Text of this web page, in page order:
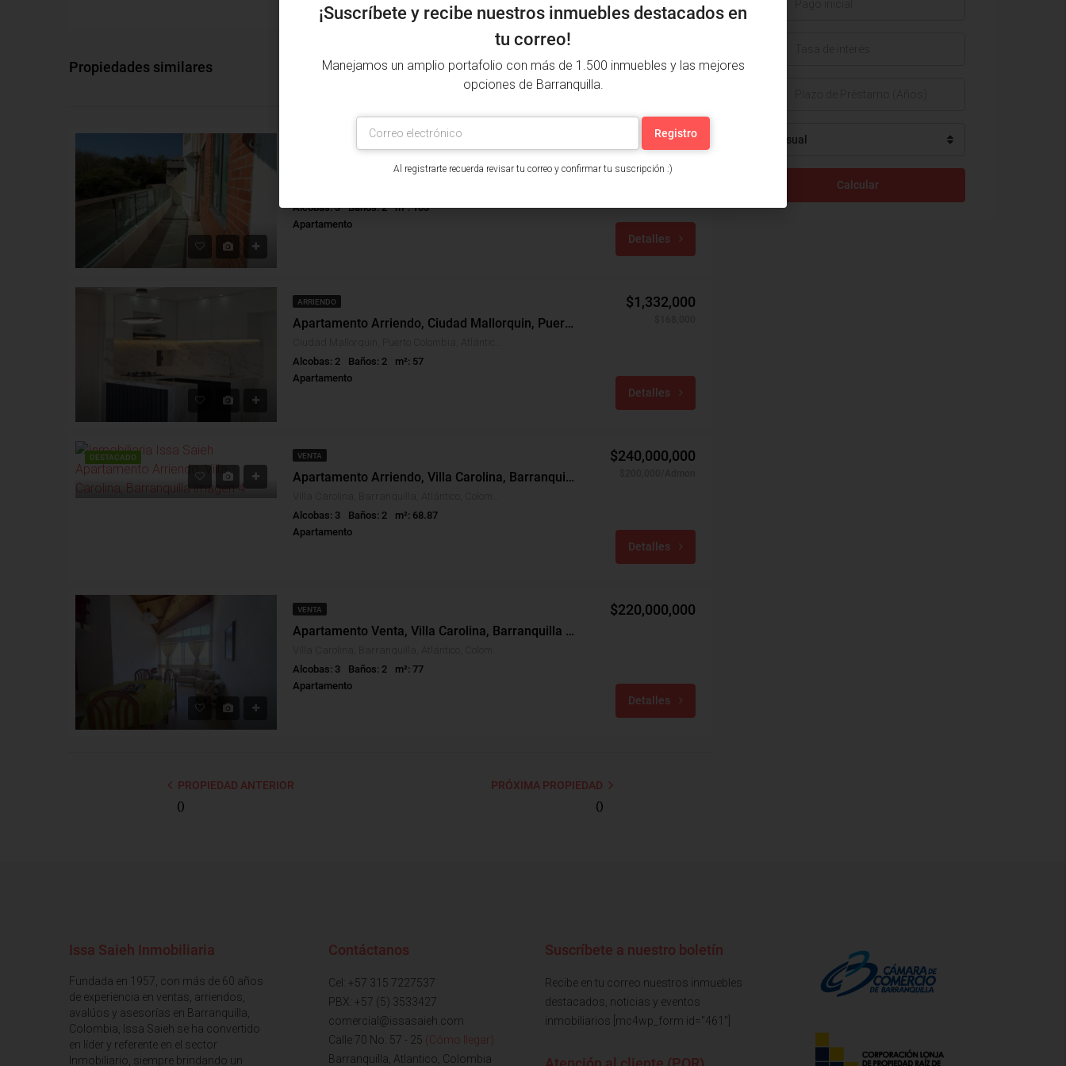
Propiedades similares
Apartamento Arriendo, El Tabor, Barranquilla (31292)
Alcobas: 3
Baños: 2
m²: 103
Apartamento
$1,600,000
$400,000
Detalles
ARRIENDO
Apartamento Arriendo, Ciudad Mallorquin, Puerto Colombia (31355)
Alcobas: 2
Baños: 2
m²: 57
Apartamento
$1,332,000
Detalles
DESTACADO VENTA
Apartamento Arriendo, Villa Carolina, Barranquilla (27901)
Alcobas: 3
Baños: 2
m²: 68.87
Apartamento
$240,000,000
Detalles
VENTA
Apartamento Venta, Villa Carolina, Barranquilla (29789)
Alcobas: 3
Baños: 2
m²: 77
Apartamento
$220,000,000
Detalles
PROPIEDAD ANTERIOR
()
PRÓXIMA PROPIEDAD
()
Mensual
Calcular
Issa Saieh Inmobiliaria
Fundada en 1957, con más de 60 años
de experiencia en ventas, arriendos,
avalúos y asesorías en Barranquilla,
Colombia, Issa Saieh se ha convertido
en líder y referente en el sector
Inmobiliario, siempre brindando un
Contáctanos
Cel: +57 315 7227537
PBX: +57 (5) 3533427
comercial@issasaieh.com
Calle 70 No. 57 - 25 (Cómo llegar)
Barranquilla, Atlantico, Colombia
Suscríbete a nuestro boletín
Recibe en tu correo nuestros inmuebles
destacados, noticias y eventos
inmobiliarios [mc4wp_form id="461"]
¡Suscríbete y recibe nuestros inmuebles destacados en
tu correo!
Manejamos un amplio portafolio con más de 1.500 inmuebles y las mejores
opciones de Barranquilla.
Al registrarte recuerda revisar tu correo y confirmar tu suscripción :)